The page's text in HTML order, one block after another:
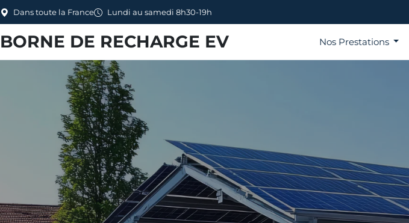
Dans toute la France Lundi au samedi 8h30-19h
BORNE DE RECHARGE EV Nos Prestations